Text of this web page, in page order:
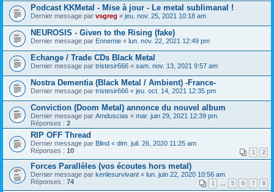
Podcast KKMetal - Mise à jour - Le metal sublimanal !
Dernier message par vsgreg « jeu. nov. 25, 2021 10:18 am
NEUROSIS - Given to the Rising (fake)
Dernier message par Ennemie « lun. nov. 22, 2021 12:49 pm
Echange / Trade CDs Black Metal
Dernier message par tristesir666 « sam. nov. 13, 2021 9:57 am
Nostra Dementia (Black Metal / Ambient) -France-
Dernier message par tristesir666 « jeu. oct. 14, 2021 12:35 pm
Conviction (Doom Metal) annonce du nouvel album
Dernier message par Amduscias « mar. juin 29, 2021 12:39 pm
Réponses : 2
RIP OFF Thread
Dernier message par Blind « dim. juil. 26, 2020 11:25 am
Réponses : 10 1 2
Forces Parallèles (vos écoutes hors metal)
Dernier message par kenlesurvivant « lun. juin 22, 2020 10:56 am
Réponses : 74 1 … 5 6 7 8